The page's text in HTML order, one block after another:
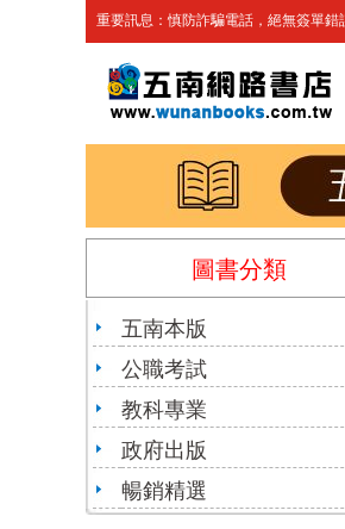
重要訊息：慎防詐騙電話，絕無簽單錯
圖書分類
五南本版
公職考試
教科專業
政府出版
暢銷精選